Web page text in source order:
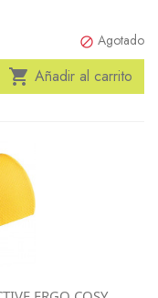
 Agotado
 Añadir al carrito